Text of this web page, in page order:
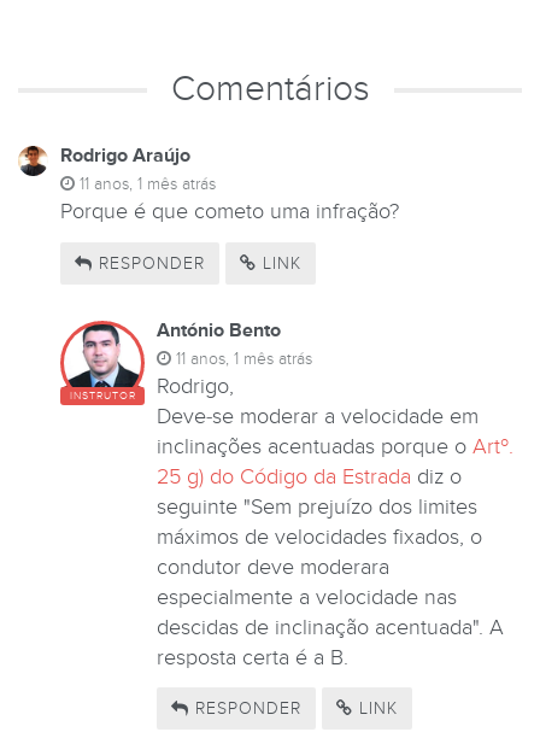
Comentários
Rodrigo Araújo
11 anos, 1 mês atrás
Porque é que cometo uma infração?
RESPONDER LINK
INSTRUTOR
António Bento
11 anos, 1 mês atrás
Rodrigo,
Deve-se moderar a velocidade em
inclinações acentuadas porque o Artº.
25 g) do Código da Estrada diz o
seguinte "Sem prejuízo dos limites
máximos de velocidades fixados, o
condutor deve moderara
especialmente a velocidade nas
descidas de inclinação acentuada". A
resposta certa é a B.
RESPONDER LINK